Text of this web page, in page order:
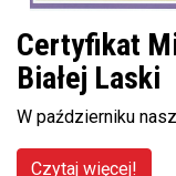
Certyfikat
Białej Laski
W październiku
Czytaj więcej!